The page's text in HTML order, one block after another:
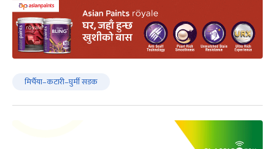
मिर्चैया–कटारी–घुर्मी सडक